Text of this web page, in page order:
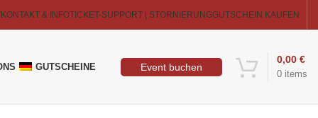
KONTAKT & INFOTICKET-SUPPORT | STORNIERUNGGUTSCHEIN KAUFEN
GUTSCHEINE Event buchen
0 items
0,00 €